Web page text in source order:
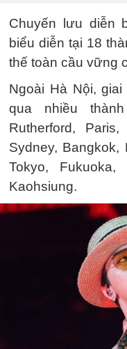
Chuyến lưu diễn
biểu diễn tại 18
thế toàn cầu vững
Ngoài Hà Nội,
qua nhiều
Rutherford,
Sydney, Bangkok,
Tokyo,
Kaohsiung.